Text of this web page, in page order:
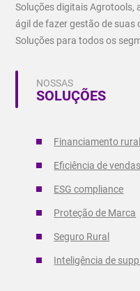
Soluções digitais Agrotools,
ágil de fazer gestão de suas
Soluções para todos os
NOSSAS
SOLUÇÕES
Financiamento rural
Eficiência de vendas
ESG compliance
Proteção de Marca
Seguro Rural
Inteligência de